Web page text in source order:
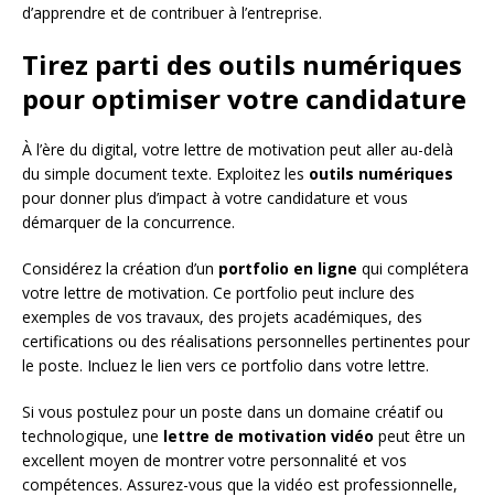
d’apprendre et de contribuer à l’entreprise.
Tirez parti des outils numériques
pour optimiser votre candidature
À l’ère du digital, votre lettre de motivation peut aller au-delà
du simple document texte. Exploitez les outils numériques
pour donner plus d’impact à votre candidature et vous
démarquer de la concurrence.
Considérez la création d’un portfolio en ligne qui complétera
votre lettre de motivation. Ce portfolio peut inclure des
exemples de vos travaux, des projets académiques, des
certifications ou des réalisations personnelles pertinentes pour
le poste. Incluez le lien vers ce portfolio dans votre lettre.
Si vous postulez pour un poste dans un domaine créatif ou
technologique, une lettre de motivation vidéo peut être un
excellent moyen de montrer votre personnalité et vos
compétences. Assurez-vous que la vidéo est professionnelle,